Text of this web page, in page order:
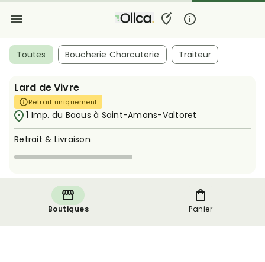
Toutes Boucherie Charcuterie Traiteur
Lard de Vivre
Retrait uniquement
1 Imp. du Baous à Saint-Amans-Valtoret
Retrait & Livraison
Boutiques Panier